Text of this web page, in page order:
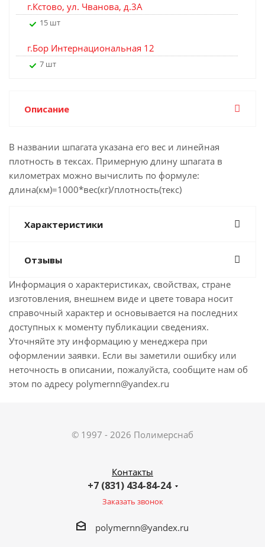
г.Кстово, ул. Чванова, д.3А
15 шт
г.Бор Интернациональная 12
7 шт
Описание
В названии шпагата указана его вес и линейная
плотность в тексах. Примерную длину шпагата в
километрах можно вычислить по формуле:
длина(км)=1000*вес(кг)/плотность(текс)
Характеристики
Отзывы
Информация о характеристиках, свойствах, стране
изготовления, внешнем виде и цвете товара носит
справочный характер и основывается на последних
доступных к моменту публикации сведениях.
Уточняйте эту информацию у менеджера при
оформлении заявки. Если вы заметили ошибку или
неточность в описании, пожалуйста, сообщите нам об
этом по адресу polymernn@yandex.ru
© 1997 - 2026 Полимерснаб
Контакты
+7 (831) 434-84-24
Заказать звонок
polymernn@yandex.ru